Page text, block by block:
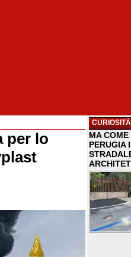
per lo
CURIOSITÀ
MA
PERUGIA